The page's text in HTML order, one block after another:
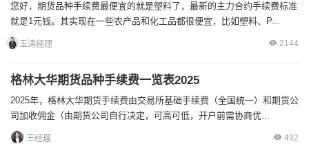
您好，期货品种手续费最便宜的就是塑料了，最新的主力合约手续费标准
就是1元钱。其实现在一些农产品和化工品都很便宜，比如塑料、P...
玉涛经理 2144
格林大华期货品种手续费一览表2025
2025年，格林大华期货手续费由交易所基础手续费（全国统一）和期货公
司加收佣金（由期货公司自行决定，可高可低，开户前需协商优...
王经理 492